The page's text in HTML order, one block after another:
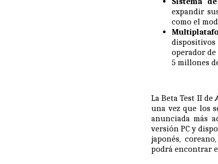
expandir
como el
operador
5 millones
La Beta Test II de
una vez que los
anunciada más
versión PC y
japonés,
podrá encontrar